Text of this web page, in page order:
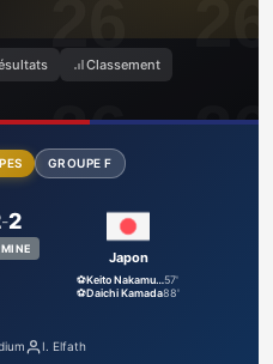
Classement
GROUPE F
-2
Japon
⚽ Keito Nakamura57'
⚽Daichi Kamada88'
I. Elfath